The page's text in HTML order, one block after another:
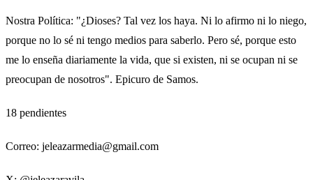
Nostra Política: "¿Dioses? Tal vez los haya. Ni lo afirmo ni lo niego,
porque no lo sé ni tengo medios para saberlo. Pero sé, porque esto
me lo enseña diariamente la vida, que si existen, ni se ocupan ni se
preocupan de nosotros". Epicuro de Samos.
18 pendientes
Correo: jeleazarmedia@gmail.com